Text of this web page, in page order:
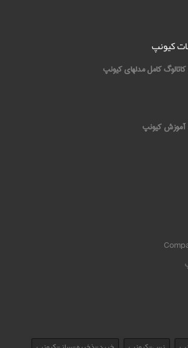
کیونپ
کاتالوگ کامل مدلهای کیونپ
آموزش کیونپ